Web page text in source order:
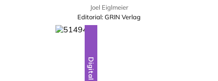
Joel Eiglmeier
Editorial:GRIN Verlag
Digital